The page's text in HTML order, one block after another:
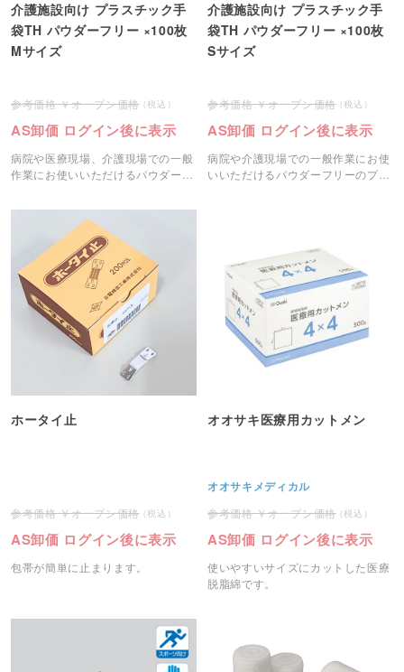
介護施設向け プラスチック手
袋TH パウダーフリー ×100枚
Mサイズ
オープン価格
AS卸価 ログイン後に表示
病院や医療現場、介護現場での一般
作業にお使いいただけるパウダーフ
介護施設向け プラスチック手
袋TH パウダーフリー ×100枚
Sサイズ
オープン価格
AS卸価 ログイン後に表示
病院や介護現場での一般作業にお使
いいただけるパウダーフリーのプラ
ホータイ止
オープン価格
AS卸価 ログイン後に表示
包帯が簡単に止まります。
オオサキ医療用カットメン
オオサキメディカル
オープン価格
AS卸価 ログイン後に表示
使いやすいサイズにカットした医療
脱脂綿です。